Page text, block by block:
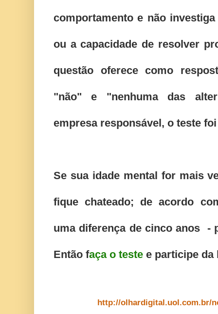
comportamento e não
ou a capacidade de resolver
questão oferece como
"não" e "nenhuma das
empresa responsável, o teste
Se sua idade mental for mais
fique chateado; de acordo
uma diferença de cinco anos -
Então faça o teste e participe da
http://olhardigital.uol.com.br/